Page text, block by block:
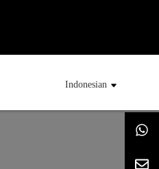
Indonesian